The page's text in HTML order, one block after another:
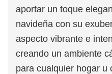
aportar un toque
navideña con su
aspecto vibrante e
creando un ambiente
para cualquier hogar u